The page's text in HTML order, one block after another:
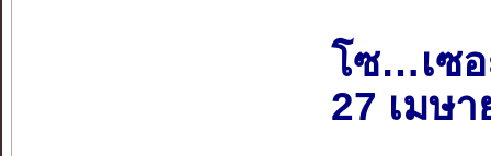
โซ…เซอ
27 เมษ